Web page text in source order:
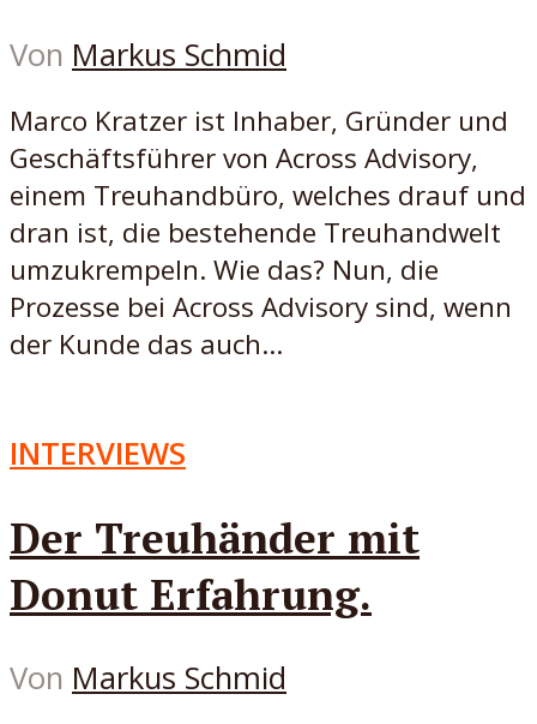
Von Markus Schmid
Marco Kratzer ist Inhaber, Gründer und
Geschäftsführer von Across Advisory,
einem Treuhandbüro, welches drauf und
dran ist, die bestehende Treuhandwelt
umzukrempeln. Wie das? Nun, die
Prozesse bei Across Advisory sind, wenn
der Kunde das auch...
INTERVIEWS
Der Treuhänder mit
Donut Erfahrung.
Von Markus Schmid